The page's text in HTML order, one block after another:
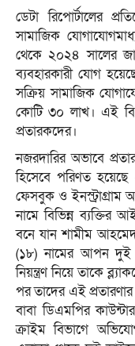
ডেটা রিপোর্টালের
সামাজিক
থেকে ২০২৪ সালের
ব্যবহারকারী যোগ
সক্রিয় সামাজিক
কোটি ৩০ লাখ। এই
প্রতারকদের।
নজরদারির অভাবে
হিসেবে পরিণত
ফেসবুক ও ইনস্ট্রাগ্রাম
নামে বিভিন্ন ব্যক্তির
বনে যান শামীম
(১৮) নামের আপন দুই
নিয়ন্ত্রণ নিয়ে তাকে
পর তাদের এই
বাবা ডিএমপির
ক্রাইম বিভাগে